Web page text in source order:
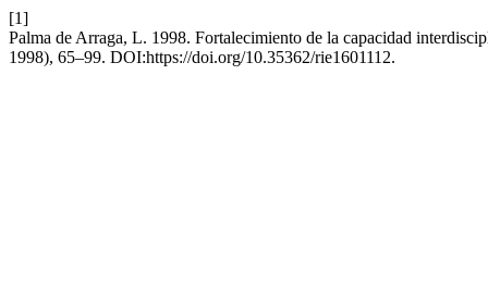
[1]
Palma de Arraga, L. 1998. Fortalecimiento de la capacidad
1998), 65–99. DOI:https://doi.org/10.35362/rie1601112.